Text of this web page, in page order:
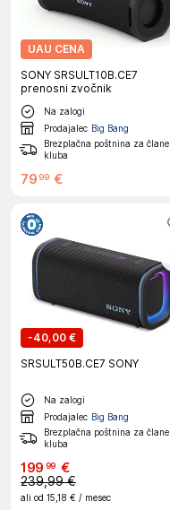
UAU CENA
SONY SRSULT10B.CE7
prenosni zvočnik
Na zalogi
Prodajalec Big Bang
Brezplačna poštnina za člane
kluba
79 99 €
-40,00 €
SRSULT50B.CE7 SONY
Na zalogi
Prodajalec Big Bang
Brezplačna poštnina za člane
kluba
199 99 €
239,99 €
ali od 15,18 € / mesec